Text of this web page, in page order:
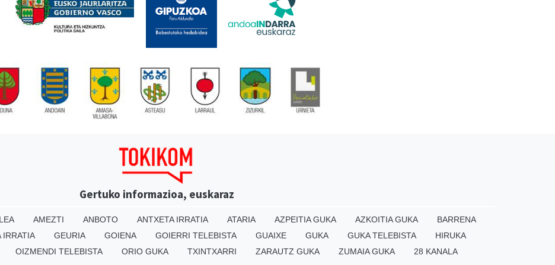
Gertuko informazioa, euskaraz
AMEZTI ANBOTO ANTXETA IRRATIA ATARIA AZPEITIA GUKA AZKOITIA GUKA
BARRENA
IRRATIA GEURIA GOIENA GOIERRI TELEBISTA GUAIXE GUKA GUKA TELEBISTA
HIRUKA
OIZMENDI TELEBISTA ORIO GUKA TXINTXARRI ZARAUTZ GUKA ZUMAIA GUKA 28 KANALA